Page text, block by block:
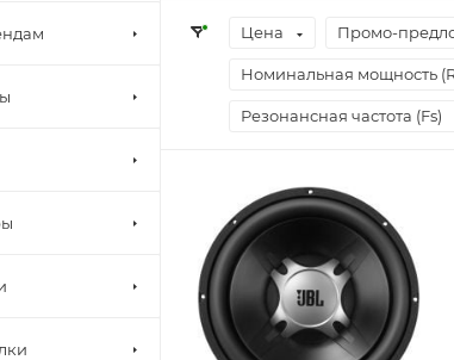
Цена Промо-
Номинальная мощность
Резонансная частота (Fs)